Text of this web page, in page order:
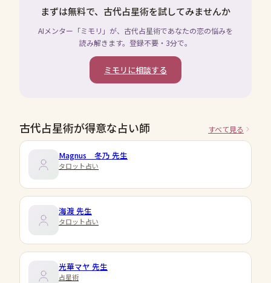
まずは無料で、古代占星術を試してみませんか
AIメンター「ミモリ」が、古代占星術であなたの恋の悩みを
読み解きます。登録不要・3分で。
ミモリに相談する
古代占星術が得意な占い師 すべて見る
Magnus 冬乃 先生
タロット占い
海渡先生
タロット占い
光華マヤ 先生
占星術